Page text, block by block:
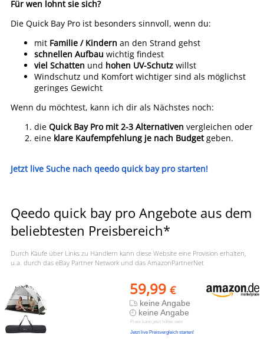
Für wen lohnt sie sich?
Die Quick Bay Pro ist besonders sinnvoll, wenn du:
mit Familie / Kindern an den Strand gehst
schnellen Aufbau wichtig findest
viel Schatten und hohen UV-Schutz willst
Windschutz und Komfort wichtiger sind als möglichst
geringes Gewicht
Wenn du möchtest, kann ich dir als Nächstes noch:
die Quick Bay Pro mit 2-3 Alternativen vergleichen oder
eine klare Kaufempfehlung je nach Budgetgeben.
Jetzt live Suche nach qeedo quick bay pro starten!
Qeedo quick bay pro Angebote aus dem
beliebtesten Preisbereich*
Durch Käufe über Links zu Händlern kann diese Website eine Provision erhalten,
u.a. durch das eBay Partner Network und das AmazonPartnerNet
59,99 €
keine Angabe
keine Angabe
Preis kann jetzt höher sein
Jetzt live Preisvergleich starten!